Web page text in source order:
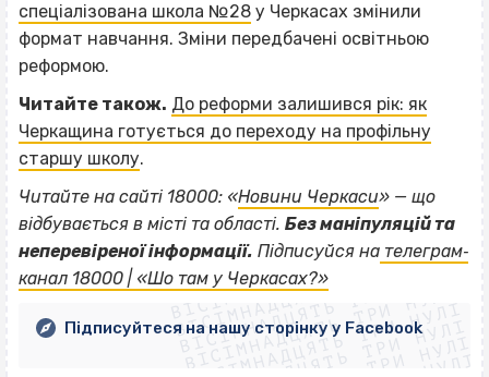
спеціалізована школа №28 у Черкасах змінили
формат навчання. Зміни передбачені освітньою
реформою.
Читайте також. До реформи залишився рік: як
Черкащина готується до переходу на профільну
старшу школу.
Читайте на сайті 18000: «Новини Черкаси» — що
відбувається в місті та області. Без маніпуляцій та
неперевіреної інформації. Підписуйся на телеграм‐
канал 18000 | «Шо там у Черкасах?»
ВІСІМНАДЦЯТЬ ТРИ НУЛІ
ВІСІМНАДЦЯТЬ ТРИ НУЛІ
ВІСІМНАДЦЯТЬ ТРИ НУЛІ
ВІСІМНАДЦЯТЬ ТРИ НУЛІ
ВІСІМНАДЦЯТЬ ТРИ НУЛІ
Підписуйтеся на нашу сторінку у Facebook